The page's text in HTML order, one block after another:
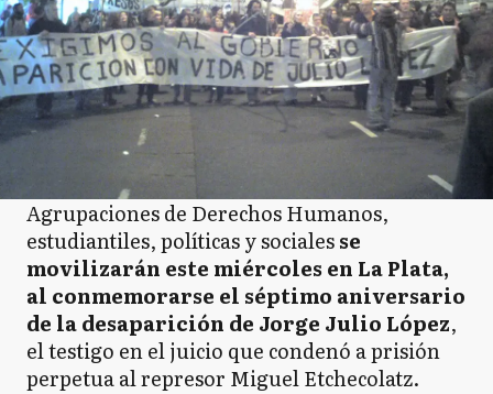
Agrupaciones de Derechos Humanos,
estudiantiles, políticas y socialesse
movilizarán este miércoles en La Plata,
al conmemorarse el séptimo aniversario
de la desaparición de Jorge Julio López,
el testigo en el juicio que condenó a prisión
perpetua al represor Miguel Etchecolatz.